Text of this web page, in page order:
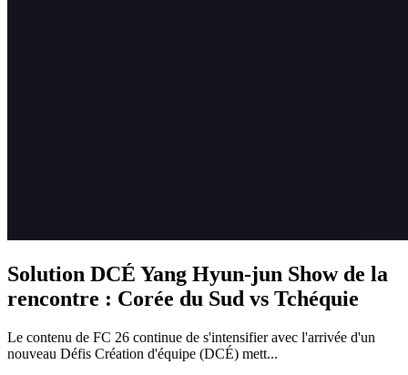
Solution DCÉ Yang Hyun-jun Show de la
rencontre : Corée du Sud vs Tchéquie
Le contenu de FC 26 continue de s'intensifier avec l'arrivée d'un
nouveau Défis Création d'équipe (DCÉ) mett...